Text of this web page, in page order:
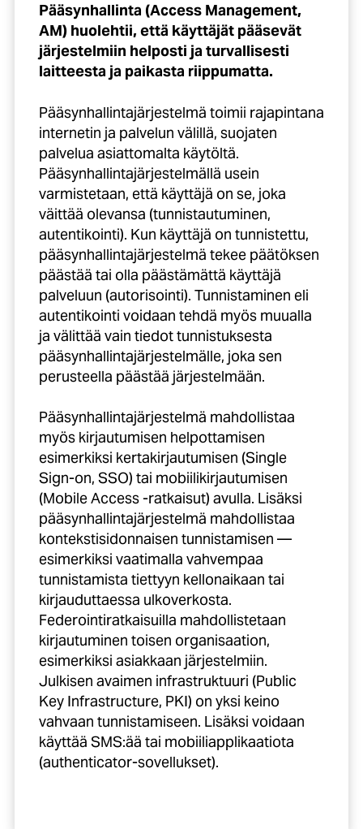
Pääsynhallinta (Access Management,
AM) huolehtii, että käyttäjät pääsevät
järjestelmiin helposti ja turvallisesti
laitteesta ja paikasta riippumatta.
Pääsynhallintajärjestelmä toimii rajapintana
internetin ja palvelun välillä, suojaten
palvelua asiattomalta käytöltä.
Pääsynhallintajärjestelmällä usein
varmistetaan, että käyttäjä on se, joka
väittää olevansa (tunnistautuminen,
autentikointi). Kun käyttäjä on tunnistettu,
pääsynhallintajärjestelmä tekee päätöksen
päästää tai olla päästämättä käyttäjä
palveluun (autorisointi). Tunnistaminen eli
autentikointi voidaan tehdä myös muualla
ja välittää vain tiedot tunnistuksesta
pääsynhallintajärjestelmälle, joka sen
perusteella päästää järjestelmään.
Pääsynhallintajärjestelmä mahdollistaa
myös kirjautumisen helpottamisen
esimerkiksi kertakirjautumisen (Single
Sign-on, SSO) tai mobiilikirjautumisen
(Mobile Access -ratkaisut) avulla. Lisäksi
pääsynhallintajärjestelmä mahdollistaa
kontekstisidonnaisen tunnistamisen —
esimerkiksi vaatimalla vahvempaa
tunnistamista tiettyyn kellonaikaan tai
kirjauduttaessa ulkoverkosta.
Federointiratkaisuilla mahdollistetaan
kirjautuminen toisen organisaation,
esimerkiksi asiakkaan järjestelmiin.
Julkisen avaimen infrastruktuuri (Public
Key Infrastructure, PKI) on yksi keino
vahvaan tunnistamiseen. Lisäksi voidaan
käyttää SMS:ää tai mobiiliapplikaatiota
(authenticator-sovellukset).